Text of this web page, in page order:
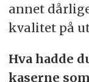
annet
kvalitet på
Hva hadde
kaserne